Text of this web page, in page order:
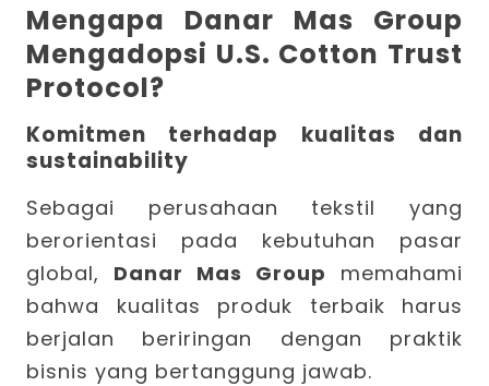
Mengapa Danar Mas Group
Mengadopsi U.S. Cotton Trust
Protocol?
Komitmen terhadap kualitas dan
sustainability
Sebagai perusahaan tekstil yang
berorientasi pada kebutuhan pasar
global, Danar Mas Group memahami
bahwa kualitas produk terbaik harus
berjalan beriringan dengan praktik
bisnis yang bertanggung jawab.